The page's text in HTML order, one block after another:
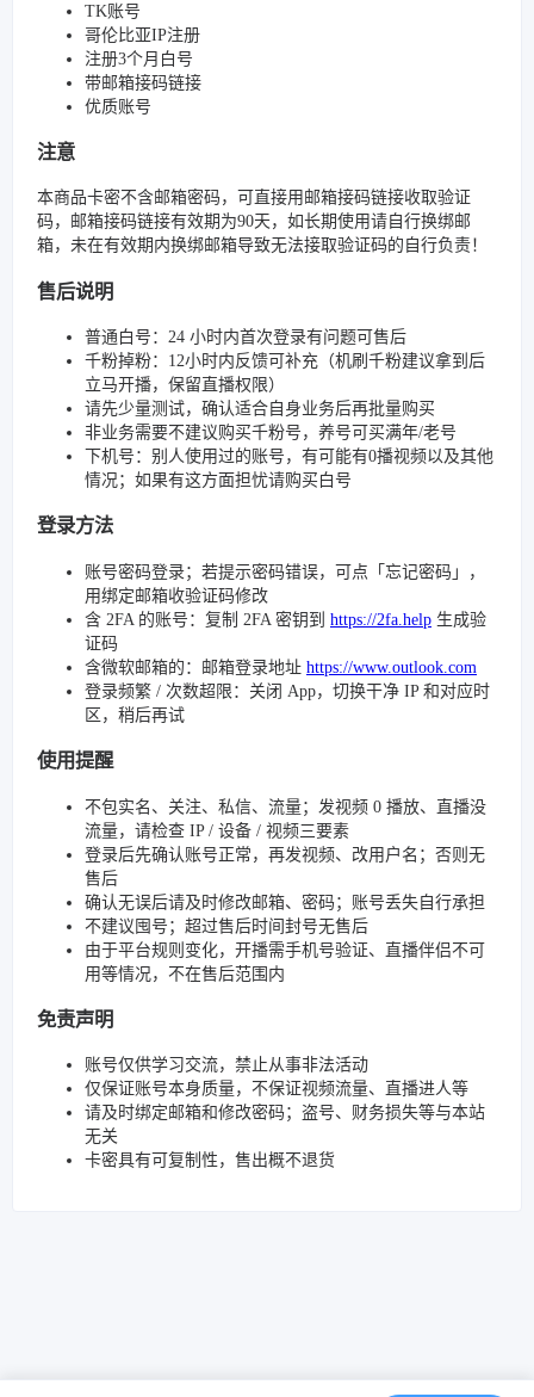
TK账号
哥伦比亚IP注册
注册3个月白号
带邮箱接码链接
优质账号
注意
本商品卡密不含邮箱密码，可直接用邮箱接码链接收取验证
码，邮箱接码链接有效期为90天，如长期使用请自行换绑邮
箱，未在有效期内换绑邮箱导致无法接取验证码的自行负责！
售后说明
普通白号：24 小时内首次登录有问题可售后
千粉掉粉：12小时内反馈可补充（机刷千粉建议拿到后
立马开播，保留直播权限）
请先少量测试，确认适合自身业务后再批量购买
非业务需要不建议购买千粉号，养号可买满年/老号
下机号：别人使用过的账号，有可能有0播视频以及其他
情况；如果有这方面担忧请购买白号
登录方法
账号密码登录；若提示密码错误，可点「忘记密码」，
用绑定邮箱收验证码修改
含 2FA 的账号：复制 2FA 密钥到 https://2fa.help 生成验
证码
含微软邮箱的：邮箱登录地址 https://www.outlook.com
登录频繁 / 次数超限：关闭 App，切换干净 IP 和对应时
区，稍后再试
使用提醒
不包实名、关注、私信、流量；发视频 0 播放、直播没
流量，请检查 IP / 设备 / 视频三要素
登录后先确认账号正常，再发视频、改用户名；否则无
售后
确认无误后请及时修改邮箱、密码；账号丢失自行承担
不建议囤号；超过售后时间封号无售后
由于平台规则变化，开播需手机号验证、直播伴侣不可
用等情况，不在售后范围内
免责声明
账号仅供学习交流，禁止从事非法活动
仅保证账号本身质量，不保证视频流量、直播进人等
请及时绑定邮箱和修改密码；盗号、财务损失等与本站
无关
卡密具有可复制性，售出概不退货